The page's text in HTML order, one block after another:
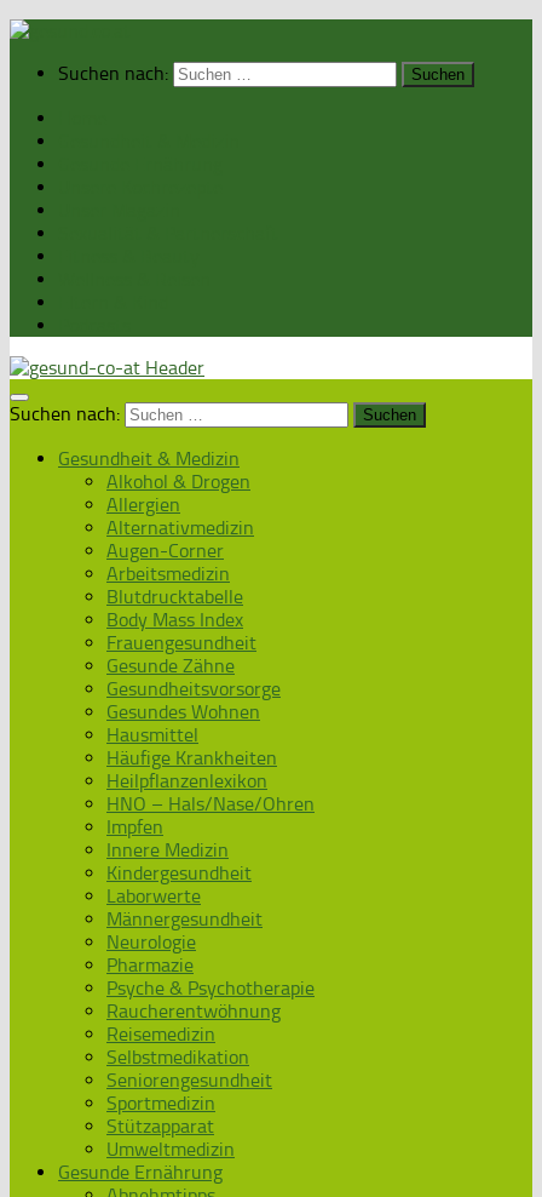
Suchen nach:
Suchen nach:
Gesundheit & Medizin
Alkohol & Drogen
Allergien
Alternativmedizin
Augen-Corner
Arbeitsmedizin
Blutdrucktabelle
Body Mass Index
Frauengesundheit
Gesunde Zähne
Gesundheitsvorsorge
Gesundes Wohnen
Hausmittel
Häufige Krankheiten
Heilpflanzenlexikon
HNO – Hals/Nase/Ohren
Impfen
Innere Medizin
Kindergesundheit
Laborwerte
Männergesundheit
Neurologie
Pharmazie
Psyche & Psychotherapie
Raucherentwöhnung
Reisemedizin
Selbstmedikation
Seniorengesundheit
Sportmedizin
Stützapparat
Umweltmedizin
Gesunde Ernährung